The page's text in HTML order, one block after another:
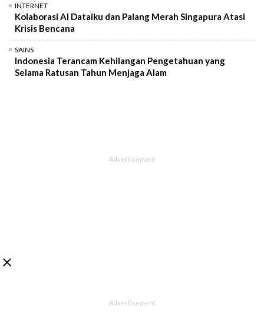
INTERNET
Kolaborasi AI Dataiku dan Palang Merah Singapura Atasi
Krisis Bencana
SAINS
Indonesia Terancam Kehilangan Pengetahuan yang
Selama Ratusan Tahun Menjaga Alam
